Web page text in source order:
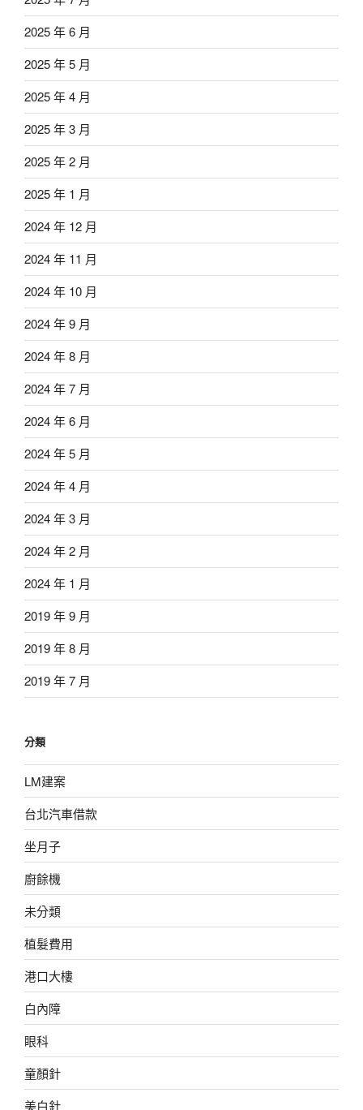
2025 年 6 月
2025 年 5 月
2025 年 4 月
2025 年 3 月
2025 年 2 月
2025 年 1 月
2024 年 12 月
2024 年 11 月
2024 年 10 月
2024 年 9 月
2024 年 8 月
2024 年 7 月
2024 年 6 月
2024 年 5 月
2024 年 4 月
2024 年 3 月
2024 年 2 月
2024 年 1 月
2019 年 9 月
2019 年 8 月
2019 年 7 月
分類
LM建案
台北汽車借款
坐月子
廚餘機
未分類
植髮費用
港口大樓
白內障
眼科
童顏針
美白針